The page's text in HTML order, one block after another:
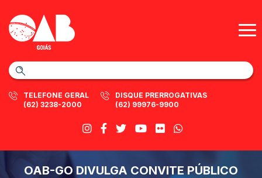
TELEFONE GERAL
(62) 3238-2000
DISQUE PRERROGATIVAS
(62) 99976-9900
OAB-GO DIVULGA CONVITE PÚBLICO